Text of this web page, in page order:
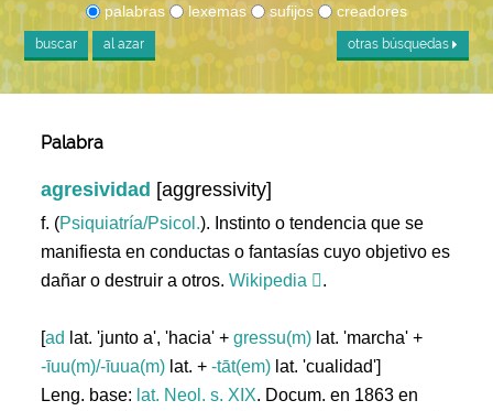
palabras lexemas sufijos creadores
buscar al azar otras búsquedas
Palabra
agresividad [aggressivity]
f. (Psiquiatría/Psicol.). Instinto o tendencia que se
manifiesta en conductas o fantasías cuyo objetivo es
dañar o destruir a otros.Wikipedia .
[ad lat. 'junto a', 'hacia' +gressu(m) lat. 'marcha' +
-īuu(m)/-īuua(m) lat. +-tāt(em) lat. 'cualidad']
Leng. base: lat. Neol. s. XIX. Docum. en 1863 en